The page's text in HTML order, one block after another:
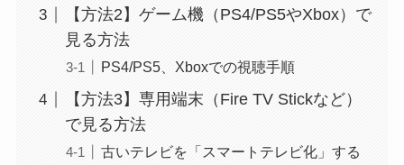
【方法2】ゲーム機（PS4/PS5やXbox）で
見る方法
PS4/PS5、Xboxでの視聴手順
【方法3】専用端末（Fire TV Stickなど）
で見る方法
古いテレビを「スマートテレビ化」する